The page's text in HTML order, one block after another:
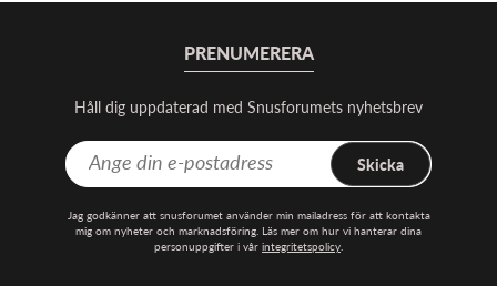
PRENUMERERA
Håll dig uppdaterad med Snusforumets nyhetsbrev
Skicka
Jag godkänner att snusforumet använder min mailadress för att kontakta
mig om nyheter och marknadsföring. Läs mer om hur vi hanterar dina
personuppgifter i vår integritetspolicy.